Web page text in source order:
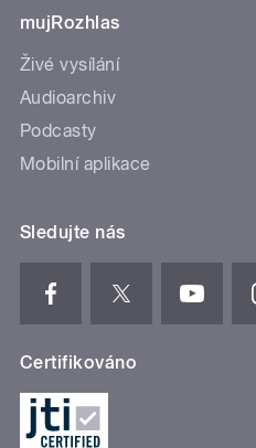
mujRozhlas
Živé vysílání
Audioarchiv
Podcasty
Mobilní aplikace
Sledujte nás
Certifikováno